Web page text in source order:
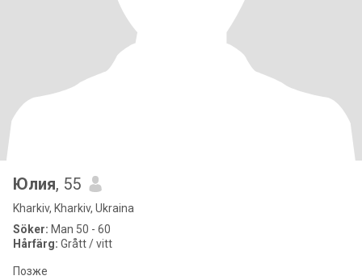
Юлия, 55
Kharkiv, Kharkiv, Ukraina
Söker: Man 50 - 60
Hårfärg: Grått / vitt
Позже